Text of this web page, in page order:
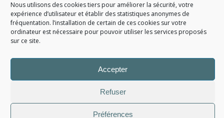
Nous utilisons des cookies tiers pour améliorer la sécurité, votre
expérience d’utilisateur et établir des statistiques anonymes de
fréquentation. l’installation de certain de ces cookies sur votre
ordinateur est nécessaire pour pouvoir utiliser les services proposés
sur ce site.
Accepter
Refuser
Préférences
Mon compte
Formulaire de demande de pièce